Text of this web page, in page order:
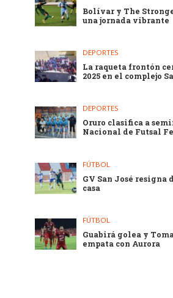
Bolívar y The
una jornada vibrante
DEPORTES
La raqueta frontón
2025 en el complejo
DEPORTES
Oruro clasifica a
Nacional de Futsal
FÚTBOL
GV San José resigna
casa
FÚTBOL
Guabirá golea y
empata con Aurora